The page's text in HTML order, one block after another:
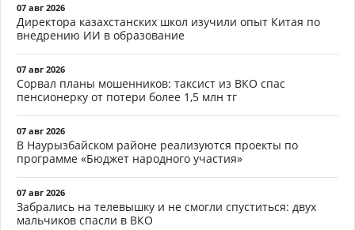
07 авг 2026
Директора казахстанских школ изучили опыт Китая по
внедрению ИИ в образование
07 авг 2026
Сорвал планы мошенников: таксист из ВКО спас
пенсионерку от потери более 1,5 млн тг
07 авг 2026
В Наурызбайском районе реализуются проекты по
программе «Бюджет народного участия»
07 авг 2026
Забрались на телевышку и не смогли спуститься: двух
мальчиков спасли в ВКО